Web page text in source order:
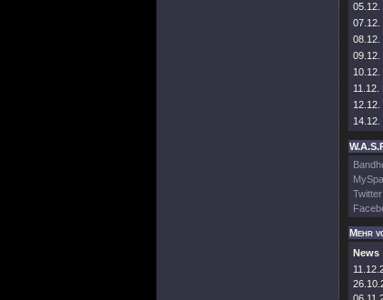
05.12.
07.12.
08.12.
09.12.
11.12.
Twitter
Mehr
News